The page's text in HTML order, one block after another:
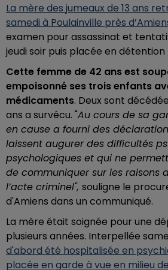
La mère des jumeaux de 13 ans
samedi à Poulainville près
examen pour assassinat et
jeudi soir puis placée en détention
Cette femme de 42 ans est
empoisonné ses trois enfants
médicaments. Deux sont
ans a survécu. "Au cours de sa
en cause a fourni des
laissent augurer des difficultés
psychologiques et qui ne
de communiquer sur les raisons
l’acte criminel", souligne le
d'Amiens dans un communiqué.
La mère était soignée pour une
plusieurs années. Interpellée
d'abord été hospitalisée en
placée en garde à vue en milieu